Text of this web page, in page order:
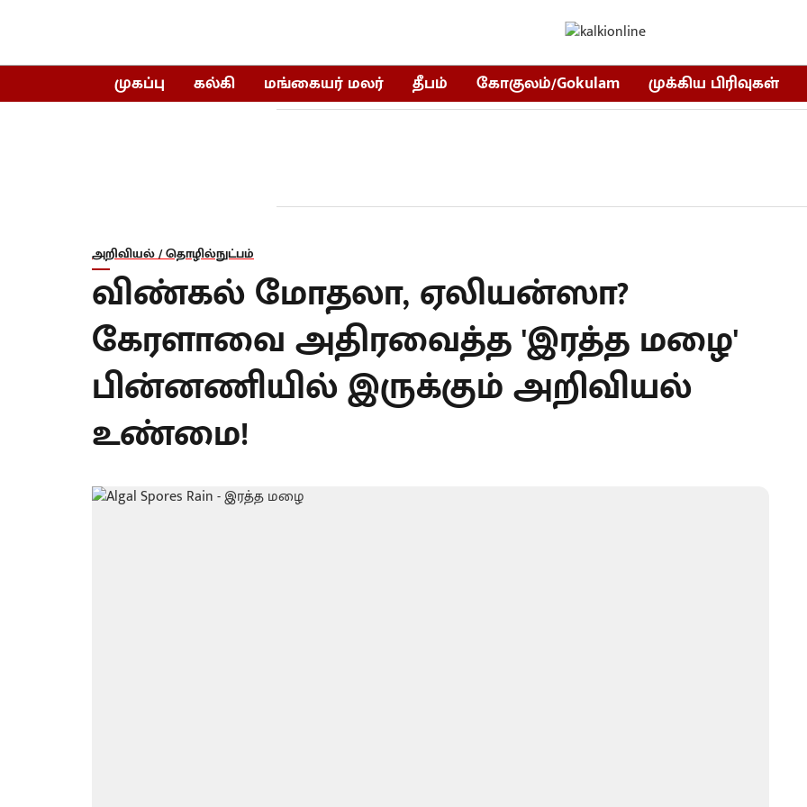
முகப்பு கல்கி மங்கையர் மலர் தீபம் கோகுலம்/Gokulam முக்கிய பிரிவுகள்
அறிவியல் / தொழில்நுட்பம்
விண்கல் மோதலா, ஏலியன்ஸா?
கேரளாவை அதிரவைத்த 'இரத்த மழை'
பின்னணியில் இருக்கும் அறிவியல்
உண்மை!